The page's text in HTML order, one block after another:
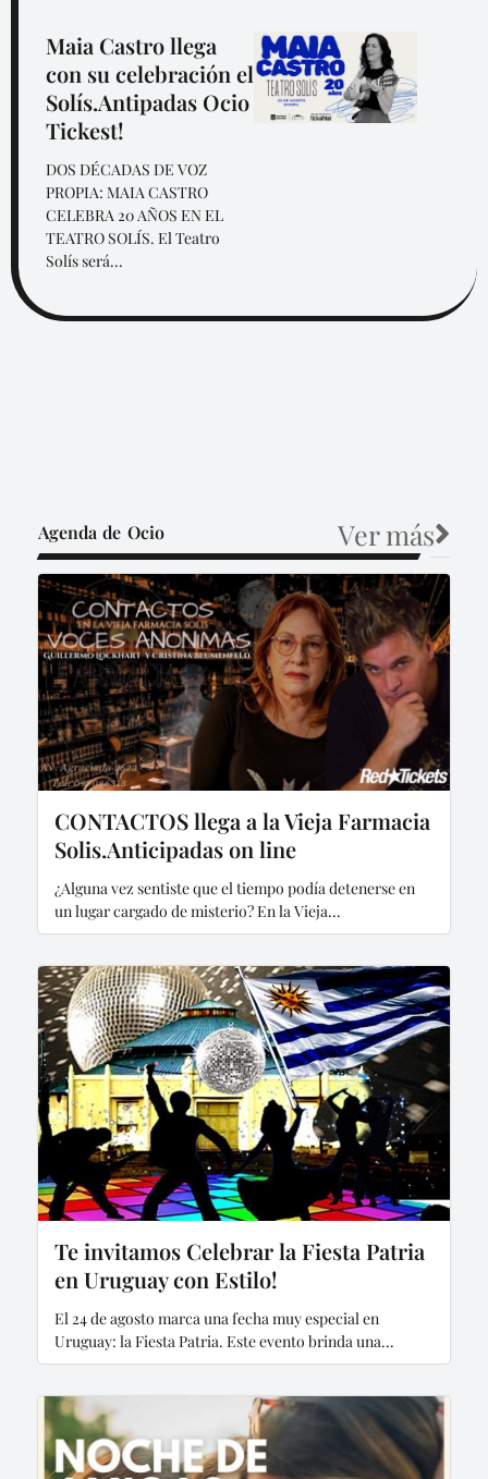
Maia Castro llega
con su celebración el
Solís.Antipadas Ocio
Tickest!
DOS DÉCADAS DE VOZ
PROPIA: MAIA CASTRO
CELEBRA 20 AÑOS EN EL
TEATRO SOLÍS. El Teatro
Solís será...
Agenda de Ocio Ver más
CONTACTOS llega a la Vieja Farmacia
Solis.Anticipadas on line
¿Alguna vez sentiste que el tiempo podía detenerse en
un lugar cargado de misterio? En la Vieja...
Te invitamos Celebrar la Fiesta Patria
en Uruguay con Estilo!
El 24 de agosto marca una fecha muy especial en
Uruguay: la Fiesta Patria. Este evento brinda una...